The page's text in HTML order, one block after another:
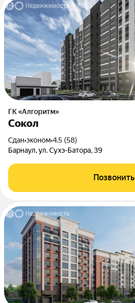
ГК «Алгоритм»
Сокол
Сдан•эконом•4.5 (58)
Барнаул, ул. Сухэ-Батора, 39
Позвонить